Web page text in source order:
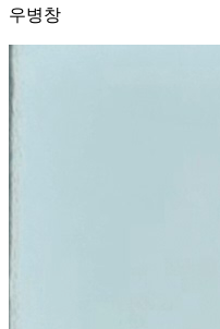
우병창